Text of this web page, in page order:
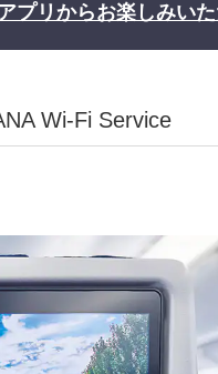
プリからお楽しみい
Wi-Fi Service